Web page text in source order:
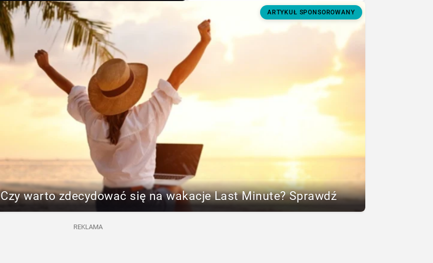
ARTYKUŁ SPONSOROWANY
Czy warto zdecydować się na wakacje Last Minute? Sprawdź
REKLAMA